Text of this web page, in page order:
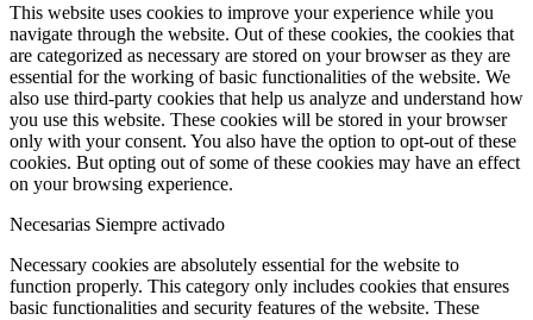
This website uses cookies to improve your experience while you
navigate through the website. Out of these cookies, the cookies that
are categorized as necessary are stored on your browser as they are
essential for the working of basic functionalities of the website. We
also use third-party cookies that help us analyze and understand how
you use this website. These cookies will be stored in your browser
only with your consent. You also have the option to opt-out of these
cookies. But opting out of some of these cookies may have an effect
on your browsing experience.
Necesarias Siempre activado
Necessary cookies are absolutely essential for the website to
function properly. This category only includes cookies that ensures
basic functionalities and security features of the website. These